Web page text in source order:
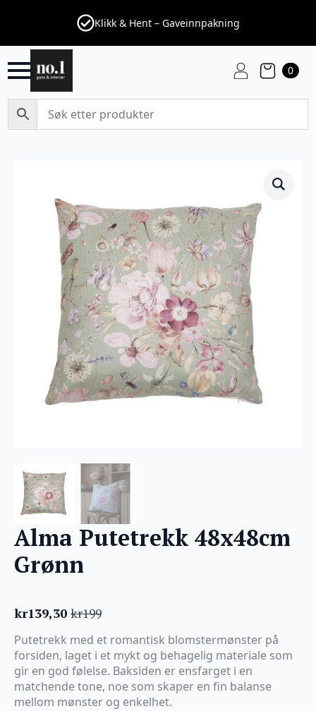
Klikk & Hent – Gaveinnpakning
0
Alma Putetrekk 48x48cm
Grønn
kr199
Opprinnelig
pris
var:
kr199.
kr139,30
Nåværende
pris
er:
kr139,30.
Putetrekk med et romantisk blomstermønster på
forsiden, laget i et mykt og behagelig materiale som
gir en god følelse. Baksiden er ensfarget i en
matchende tone, noe som skaper en fin balanse
mellom mønster og enkelhet.